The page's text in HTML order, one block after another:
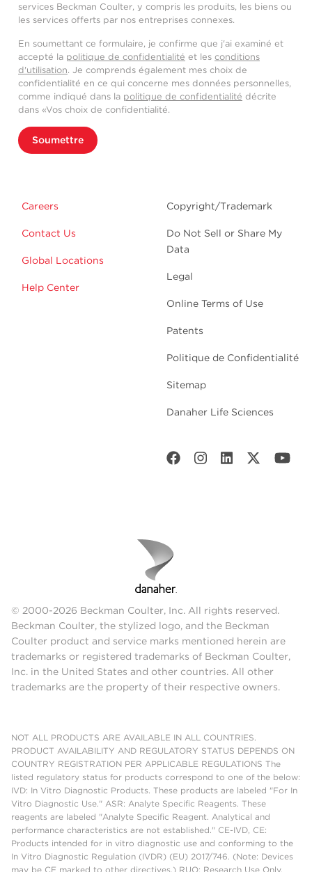
services Beckman Coulter, y compris les produits, les biens ou
les services offerts par nos entreprises connexes.
En soumettant ce formulaire, je confirme que j'ai examiné et
accepté la politique de confidentialité et les conditions
d'utilisation. Je comprends également mes choix de
confidentialité en ce qui concerne mes données personnelles,
comme indiqué dans la politique de confidentialité décrite
dans «Vos choix de confidentialité.
Soumettre
Careers
Contact Us
Global Locations
Help Center
Copyright/Trademark
Do Not Sell or Share My
Data
Legal
Online Terms of Use
Patents
Politique de Confidentialité
Sitemap
Danaher Life Sciences
© 2000-2026 Beckman Coulter, Inc. All rights reserved.
Beckman Coulter, the stylized logo, and the Beckman
Coulter product and service marks mentioned herein are
trademarks or registered trademarks of Beckman Coulter,
Inc. in the United States and other countries. All other
trademarks are the property of their respective owners.
NOT ALL PRODUCTS ARE AVAILABLE IN ALL COUNTRIES.
PRODUCT AVAILABILITY AND REGULATORY STATUS DEPENDS ON
COUNTRY REGISTRATION PER APPLICABLE REGULATIONS The
listed regulatory status for products correspond to one of the below:
IVD: In Vitro Diagnostic Products. These products are labeled "For In
Vitro Diagnostic Use." ASR: Analyte Specific Reagents. These
reagents are labeled "Analyte Specific Reagent. Analytical and
performance characteristics are not established." CE-IVD, CE:
Products intended for in vitro diagnostic use and conforming to the
In Vitro Diagnostic Regulation (IVDR) (EU) 2017/746. (Note: Devices
may be CE marked to other directives.) RUO: Research Use Only.